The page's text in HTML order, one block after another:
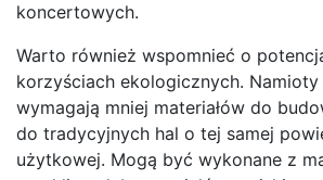
koncertowych.
Warto również wspomnieć o
korzyściach ekologicznych.
wymagają mniej materiałów do
do tradycyjnych hal o tej samej
użytkowej. Mogą być wykonane z